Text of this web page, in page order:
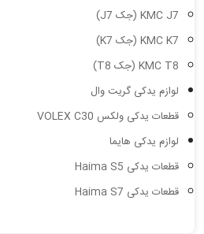
KMC J7 (جک J7)
KMC K7 (جک K7)
KMC T8 (جک T8)
لوازم یدکی گریت وال
قطعات یدکی ولکس VOLEX C30
لوازم یدکی هایما
قطعات یدکی Haima S5
قطعات یدکی Haima S7